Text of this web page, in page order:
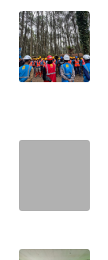
WN
SAMOSIR
WN
WN